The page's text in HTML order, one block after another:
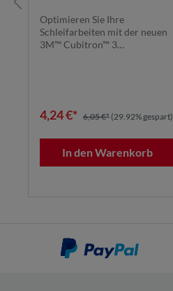
mm, T27 | 7100379795
Optimieren Sie Ihre
Schleifarbeiten mit der neuen
3M™ Cubitron™ 3
4,24 €* 6,05 €* (29.92% gespart)
In den Warenkorb